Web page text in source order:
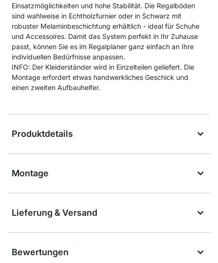
Einsatzmöglichkeiten und hohe Stabilität. Die Regalböden
sind wahlweise in Echtholzfurnier oder in Schwarz mit
robuster Melaminbeschichtung erhältlich - ideal für Schuhe
und Accessoires. Damit das System perfekt in Ihr Zuhause
passt, können Sie es im Regalplaner ganz einfach an Ihre
individuellen Bedürfnisse anpassen.
INFO: Der Kleiderständer wird in Einzelteilen geliefert. Die
Montage erfordert etwas handwerkliches Geschick und
einen zweiten Aufbauhelfer.
Produktdetails
Montage
Lieferung & Versand
Bewertungen